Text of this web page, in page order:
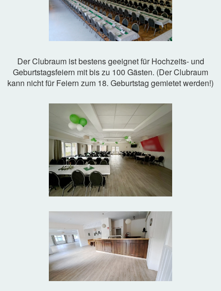
Der Clubraum ist bestens geeignet für Hochzeits- und
Geburtstagsfeiern mit bis zu 100 Gästen. (Der Clubraum
kann nicht für Feiern zum 18. Geburtstag gemietet werden!)